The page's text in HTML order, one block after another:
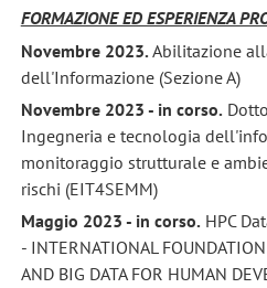
FORMAZIONE ED ESPERIENZA
Novembre 2023. Abilitazione
dell'Informazione (Sezione A)
Novembre 2023 - in corso.
Ingegneria e tecnologia
monitoraggio strutturale e
rischi (EIT4SEMM)
Maggio 2023 - in corso. HPC
- INTERNATIONAL
AND BIG DATA FOR HUMAN